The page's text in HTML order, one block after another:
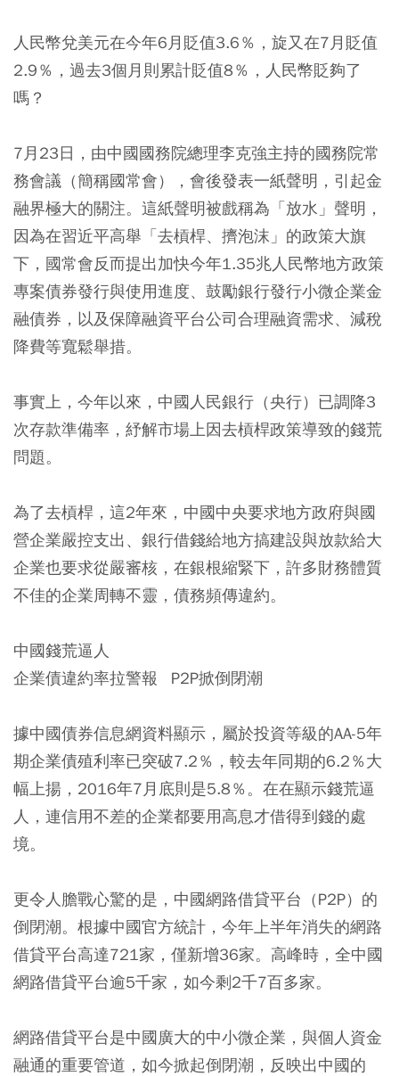
人民幣兌美元在今年6月貶值3.6％，旋又在7月貶值
2.9％，過去3個月則累計貶值8％，人民幣貶夠了
嗎？
7月23日，由中國國務院總理李克強主持的國務院常
務會議（簡稱國常會），會後發表一紙聲明，引起金
融界極大的關注。這紙聲明被戲稱為「放水」聲明，
因為在習近平高舉「去槓桿、擠泡沫」的政策大旗
下，國常會反而提出加快今年1.35兆人民幣地方政策
專案債券發行與使用進度、鼓勵銀行發行小微企業金
融債券，以及保障融資平台公司合理融資需求、減稅
降費等寬鬆舉措。
事實上，今年以來，中國人民銀行（央行）已調降3
次存款準備率，紓解市場上因去槓桿政策導致的錢荒
問題。
為了去槓桿，這2年來，中國中央要求地方政府與國
營企業嚴控支出、銀行借錢給地方搞建設與放款給大
企業也要求從嚴審核，在銀根縮緊下，許多財務體質
不佳的企業周轉不靈，債務頻傳違約。
中國錢荒逼人
企業債違約率拉警報 P2P掀倒閉潮
據中國債券信息網資料顯示，屬於投資等級的AA-5年
期企業債殖利率已突破7.2％，較去年同期的6.2％大
幅上揚，2016年7月底則是5.8％。在在顯示錢荒逼
人，連信用不差的企業都要用高息才借得到錢的處
境。
更令人膽戰心驚的是，中國網路借貸平台（P2P）的
倒閉潮。根據中國官方統計，今年上半年消失的網路
借貸平台高達721家，僅新增36家。高峰時，全中國
網路借貸平台逾5千家，如今剩2千7百多家。
網路借貸平台是中國廣大的中小微企業，與個人資金
融通的重要管道，如今掀起倒閉潮，反映出中國的